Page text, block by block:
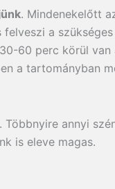
. Mindenekelőtt
a
60 perc körül
a tartományban
annyi
is eleve magas.